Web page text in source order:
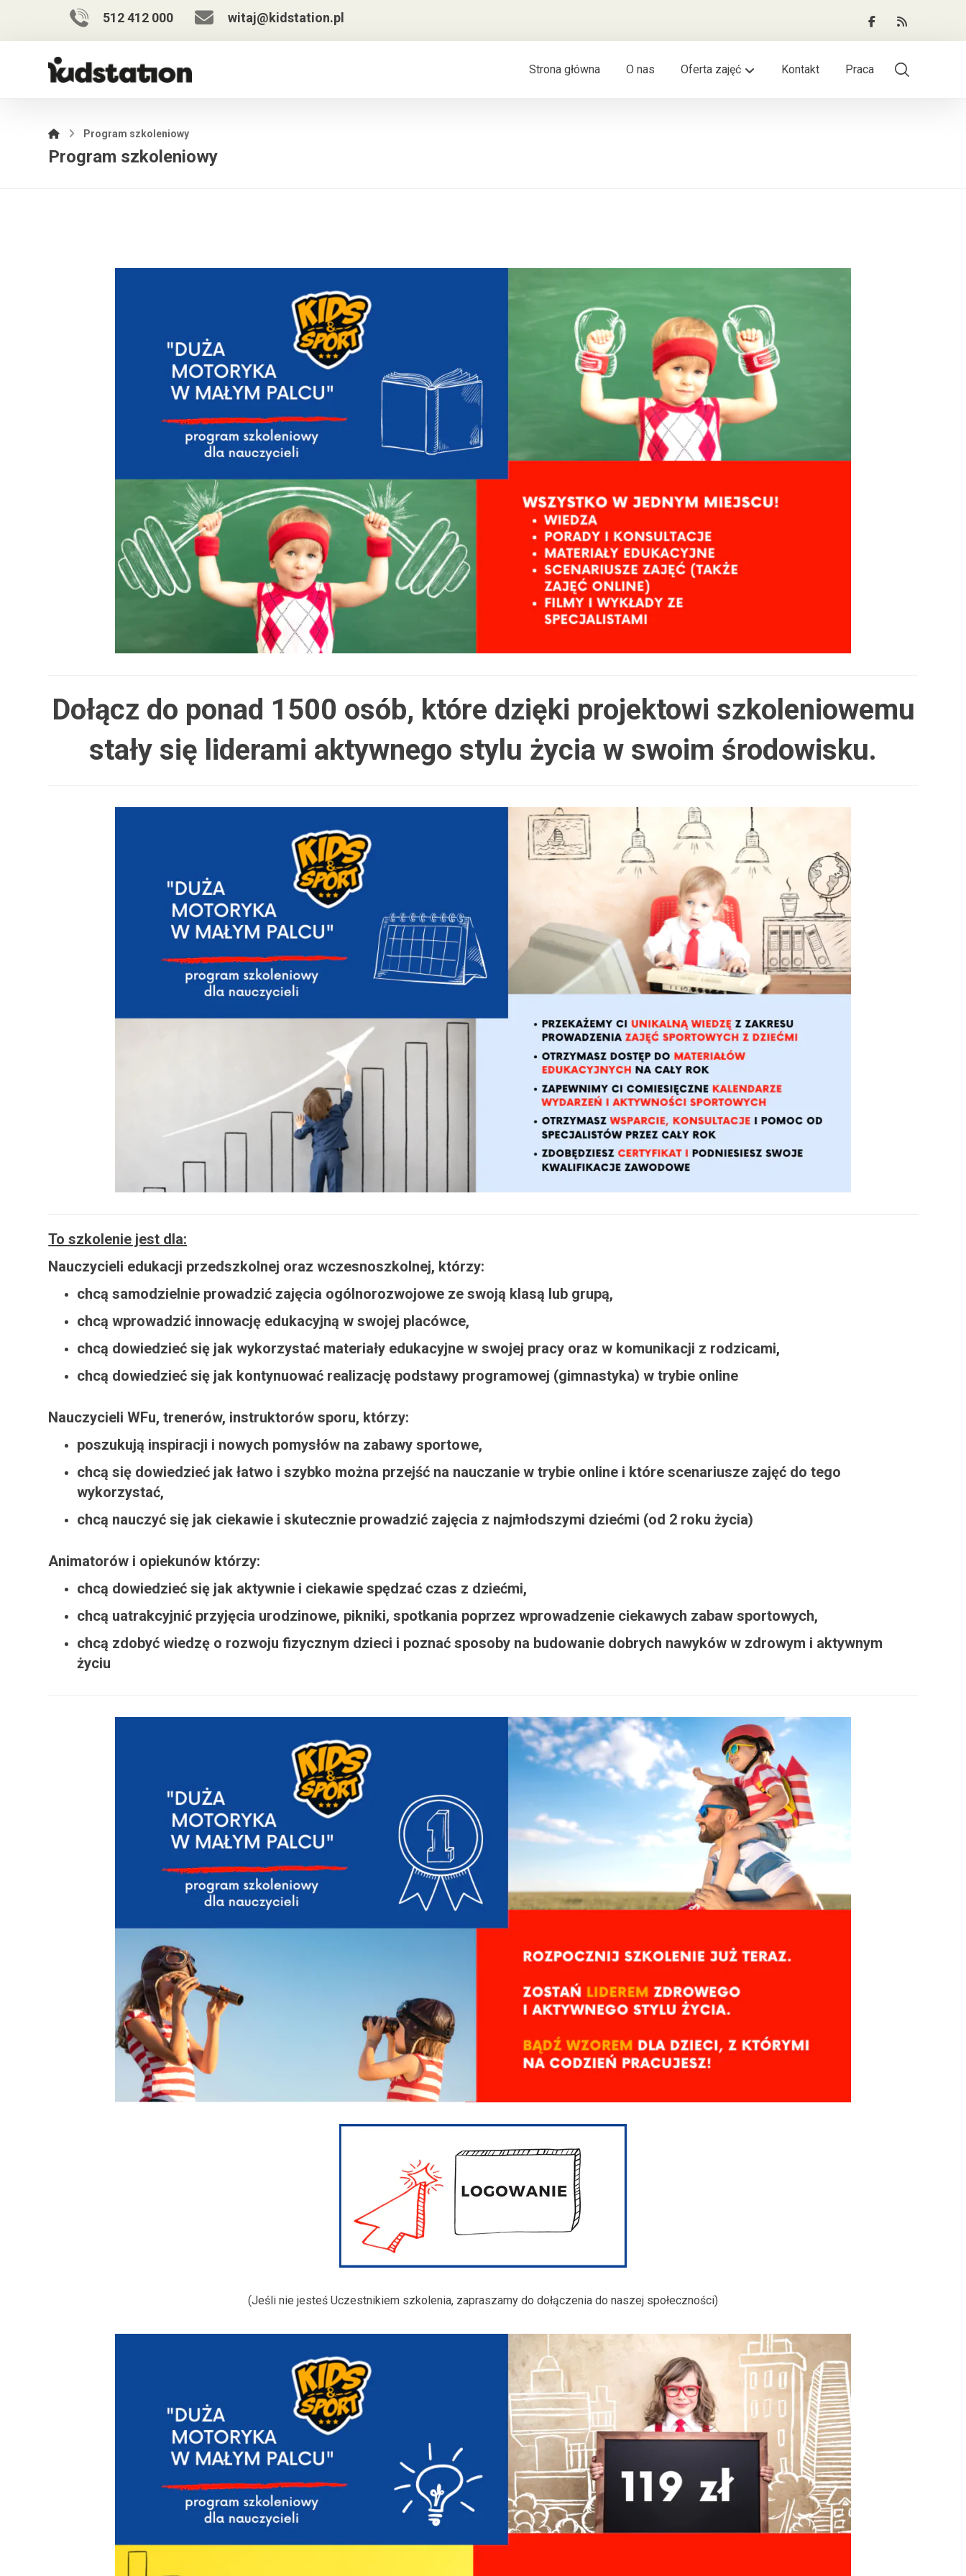
512 412 000 witaj@kidstation.pl
Strona główna O nas Oferta zajęć Kontakt Praca
Program szkoleniowy
Program szkoleniowy
Dołącz do ponad 1500 osób, które dzięki projektowi szkoleniowemu
stały się liderami aktywnego stylu życia w swoim środowisku.
To szkolenie jest dla:
Nauczycieli edukacji przedszkolnej oraz wczesnoszkolnej, którzy:
chcą samodzielnie prowadzić zajęcia ogólnorozwojowe ze swoją klasą lub grupą,
chcą wprowadzić innowację edukacyjną w swojej placówce,
chcą dowiedzieć się jak wykorzystać materiały edukacyjne w swojej pracy oraz w komunikacji z rodzicami,
chcą dowiedzieć się jak kontynuować realizację podstawy programowej (gimnastyka) w trybie online
Nauczycieli WFu, trenerów, instruktorów sporu, którzy:
poszukują inspiracji i nowych pomysłów na zabawy sportowe,
chcą się dowiedzieć jak łatwo i szybko można przejść na nauczanie w trybie online i które scenariusze zajęć do tego
wykorzystać,
chcą nauczyć się jak ciekawie i skutecznie prowadzić zajęcia z najmłodszymi dziećmi (od 2 roku życia)
Animatorów i opiekunów którzy:
chcą dowiedzieć się jak aktywnie i ciekawie spędzać czas z dziećmi,
chcą uatrakcyjnić przyjęcia urodzinowe, pikniki, spotkania poprzez wprowadzenie ciekawych zabaw sportowych,
chcą zdobyć wiedzę o rozwoju fizycznym dzieci i poznać sposoby na budowanie dobrych nawyków w zdrowym i aktywnym
życiu
(Jeśli nie jesteś Uczestnikiem szkolenia, zapraszamy do dołączenia do naszej społeczności)